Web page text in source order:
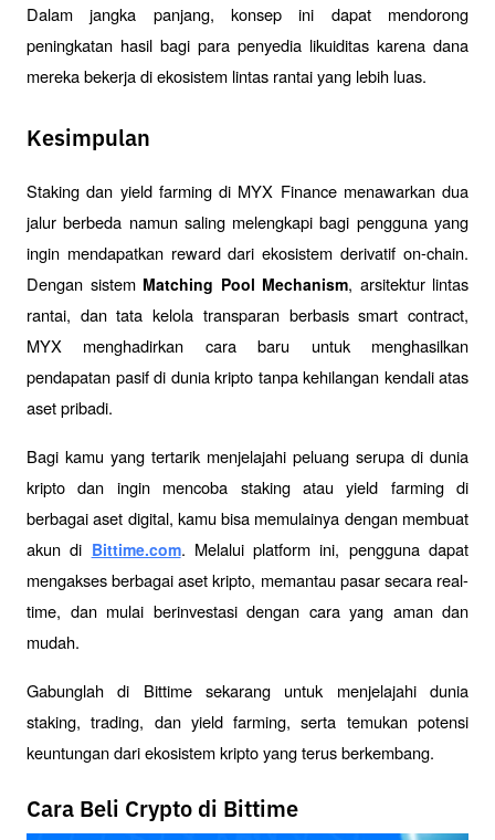
Dalam jangka panjang, konsep ini dapat mendorong
peningkatan hasil bagi para penyedia likuiditas karena dana
mereka bekerja di ekosistem lintas rantai yang lebih luas.
Kesimpulan
Staking dan yield farming di MYX Finance menawarkan dua
jalur berbeda namun saling melengkapi bagi pengguna yang
ingin mendapatkan reward dari ekosistem derivatif on-chain.
Dengan sistem Matching Pool Mechanism, arsitektur lintas
rantai, dan tata kelola transparan berbasis smart contract,
MYX menghadirkan cara baru untuk menghasilkan
pendapatan pasif di dunia kripto tanpa kehilangan kendali atas
aset pribadi.
Bagi kamu yang tertarik menjelajahi peluang serupa di dunia
kripto dan ingin mencoba staking atau yield farming di
berbagai aset digital, kamu bisa memulainya dengan membuat
akun di Bittime.com. Melalui platform ini, pengguna dapat
mengakses berbagai aset kripto, memantau pasar secara real-
time, dan mulai berinvestasi dengan cara yang aman dan
mudah.
Gabunglah di Bittime sekarang untuk menjelajahi dunia
staking, trading, dan yield farming, serta temukan potensi
keuntungan dari ekosistem kripto yang terus berkembang.
Cara Beli Crypto di Bittime